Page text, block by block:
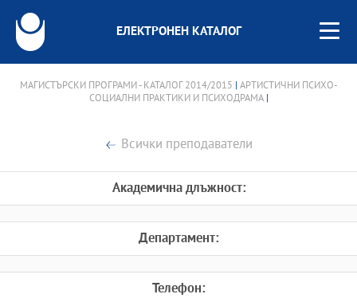
ЕЛЕКТРОНЕН КАТАЛОГ
МАГИСТЪРСКИ ПРОГРАМИ - КАТАЛОГ 2014/2015
АРТИСТИЧНИ ПСИХО-
СОЦИАЛНИ ПРАКТИКИ И ПСИХОДРАМА|
Всички преподаватели
Академична длъжност:
Департамент:
Телефон: